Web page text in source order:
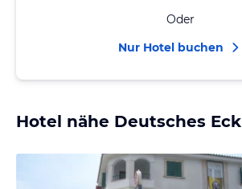
Oder
Nur Hotel buchen
Hotel nähe Deutsches Eck